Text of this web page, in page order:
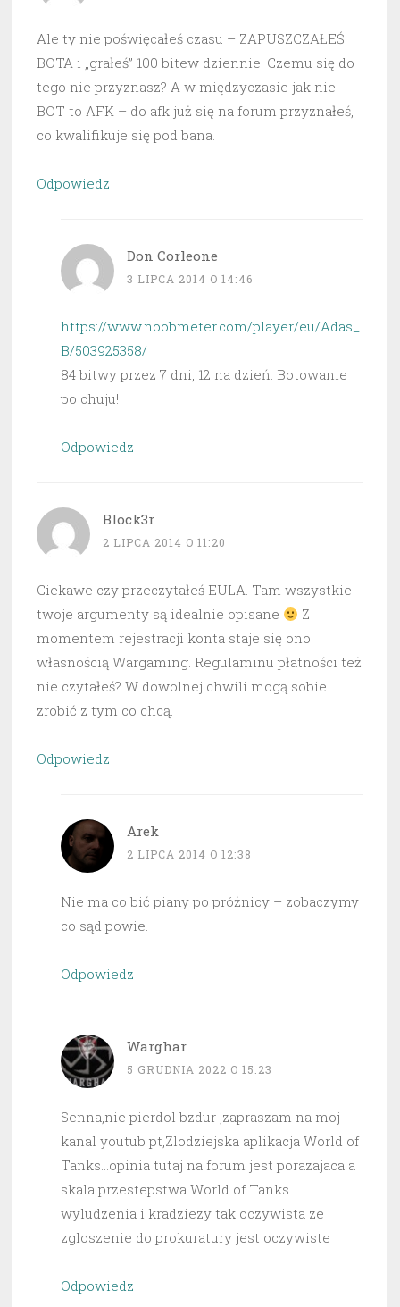
Ale ty nie poświęcałeś czasu – ZAPUSZCZAŁEŚ
BOTA i „grałeś” 100 bitew dziennie. Czemu się do
tego nie przyznasz? A w międzyczasie jak nie
BOT to AFK – do afk już się na forum przyznałeś,
co kwalifikuje się pod bana.
Odpowiedz
Don Corleone
3 LIPCA 2014 O 14:46
https://www.noobmeter.com/player/eu/Adas_
B/503925358/
84 bitwy przez 7 dni, 12 na dzień. Botowanie
po chuju!
Odpowiedz
Block3r
2 LIPCA 2014 O 11:20
Ciekawe czy przeczytałeś EULA. Tam wszystkie
twoje argumenty są idealnie opisane
Z
momentem rejestracji konta staje się ono
własnością Wargaming. Regulaminu płatności też
nie czytałeś? W dowolnej chwili mogą sobie
zrobić z tym co chcą.
Odpowiedz
Arek
2 LIPCA 2014 O 12:38
Nie ma co bić piany po próżnicy – zobaczymy
co sąd powie.
Odpowiedz
Warghar
5 GRUDNIA 2022 O 15:23
Senna,nie pierdol bzdur ,zapraszam na moj
kanal youtub pt,Zlodziejska aplikacja World of
Tanks…opinia tutaj na forum jest porazajaca a
skala przestepstwa World of Tanks
wyludzenia i kradziezy tak oczywista ze
zgloszenie do prokuratury jest oczywiste
Odpowiedz